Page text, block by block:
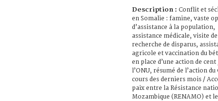
Description : Conflit et
en Somalie : famine, vaste
d’assistance à la population,
assistance médicale, visite
recherche de disparus,
agricole et vaccination du
en place d’une action de
l’ONU, résumé de l’action du
cours des derniers mois /
paix entre la Résistance
Mozambique (RENAMO) et le